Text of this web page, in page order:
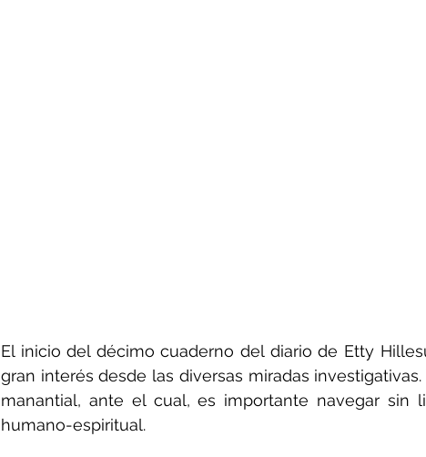
El inicio del décimo cuaderno del diario de Etty
gran interés desde las diversas miradas
manantial, ante el cual, es importante navegar sin
humano-espiritual.